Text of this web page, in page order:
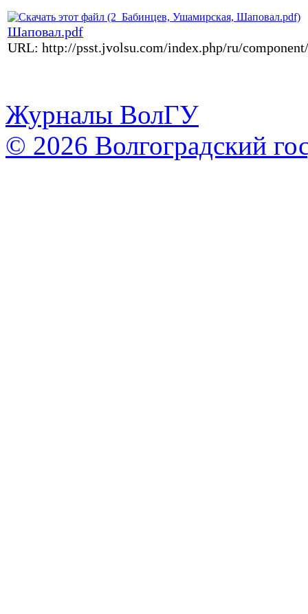
Шаповал.pdf
URL: http://psst.jvolsu.com/index.php/ru/
Журналы ВолГУ
© 2026 Волгоградский